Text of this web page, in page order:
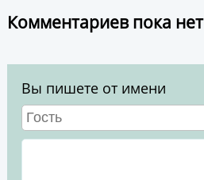
Комментариев пока нет
Вы пишете от имени